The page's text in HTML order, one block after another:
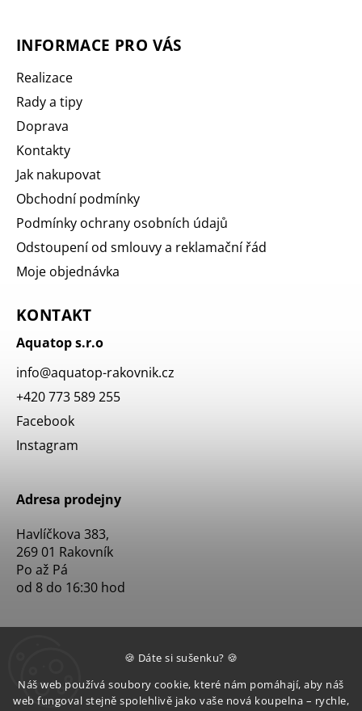
🍪 Dáte si sušenku? 🍪
Náš web používá soubory cookie, které nám pomáhají, aby náš
web fungoval stejně spolehlivě jako vaše nová koupelna – rychle,
INFORMACE PRO VÁS
Realizace
Rady a tipy
Doprava
Kontakty
Jak nakupovat
Obchodní podmínky
Podmínky ochrany osobních údajů
Odstoupení od smlouvy a reklamační řád
Moje objednávka
KONTAKT
Aquatop s.r.o
info@aquatop-rakovnik.cz
+420 773 589 255
Facebook
Instagram
Adresa prodejny
Havlíčkova 383,
269 01 Rakovník
Po až Pá
od 8 do 16:30 hod